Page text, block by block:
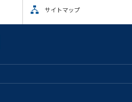
サイトマップ